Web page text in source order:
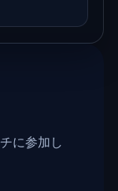
に参加し